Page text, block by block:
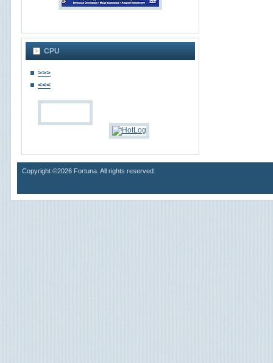
CPU
>>>
<<<
Copyright ©2026 Fortuna. All rights reserved.